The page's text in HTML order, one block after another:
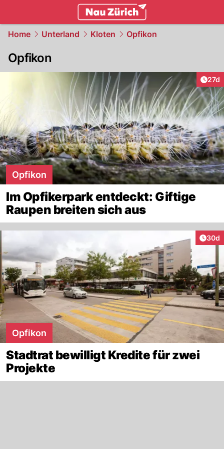
Home Unterland Kloten Opfikon
Opfikon
27d
Opfikon
Im Opfikerpark entdeckt: Giftige
Raupen breiten sich aus
30d
Opfikon
Stadtrat bewilligt Kredite für zwei
Projekte